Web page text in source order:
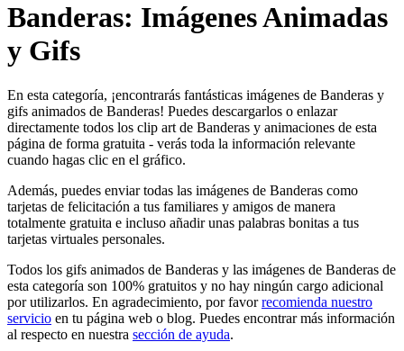
Banderas: Imágenes Animadas
y Gifs
En esta categoría, ¡encontrarás fantásticas imágenes de Banderas y
gifs animados de Banderas! Puedes descargarlos o enlazar
directamente todos los clip art de Banderas y animaciones de esta
página de forma gratuita - verás toda la información relevante
cuando hagas clic en el gráfico.
Además, puedes enviar todas las imágenes de Banderas como
tarjetas de felicitación a tus familiares y amigos de manera
totalmente gratuita e incluso añadir unas palabras bonitas a tus
tarjetas virtuales personales.
Todos los gifs animados de Banderas y las imágenes de Banderas de
esta categoría son 100% gratuitos y no hay ningún cargo adicional
por utilizarlos. En agradecimiento, por favorrecomienda nuestro
servicio en tu página web o blog. Puedes encontrar más información
al respecto en nuestra sección de ayuda.